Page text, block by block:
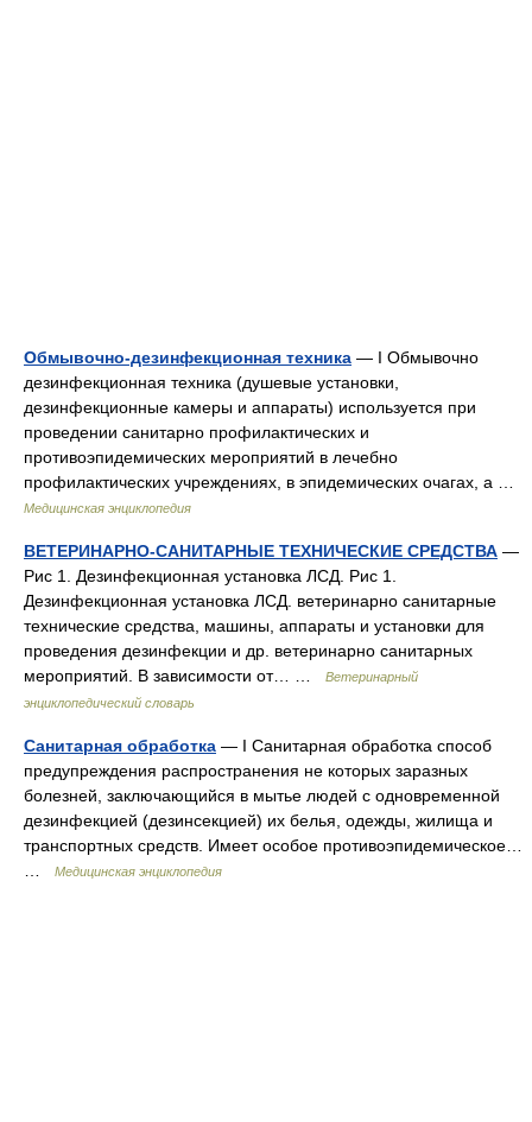
Обмывочно-дезинфекционная техника — I Обмывочно
дезинфекционная техника (душевые установки,
дезинфекционные камеры и аппараты) используется при
проведении санитарно профилактических и
противоэпидемических мероприятий в лечебно
профилактических учреждениях, в эпидемических очагах, а …
Медицинская энциклопедия
ВЕТЕРИНАРНО-САНИТАРНЫЕ ТЕХНИЧЕСКИЕ СРЕДСТВА —
Рис 1. Дезинфекционная установка ЛСД. Рис 1.
Дезинфекционная установка ЛСД. ветеринарно санитарные
технические средства, машины, аппараты и установки для
проведения дезинфекции и др. ветеринарно санитарных
мероприятий. В зависимости от… …
Ветеринарный
энциклопедический словарь
Санитарная обработка — I Санитарная обработка способ
предупреждения распространения не которых заразных
болезней, заключающийся в мытье людей с одновременной
дезинфекцией (дезинсекцией) их белья, одежды, жилища и
транспортных средств. Имеет особое противоэпидемическое…
Медицинская энциклопедия